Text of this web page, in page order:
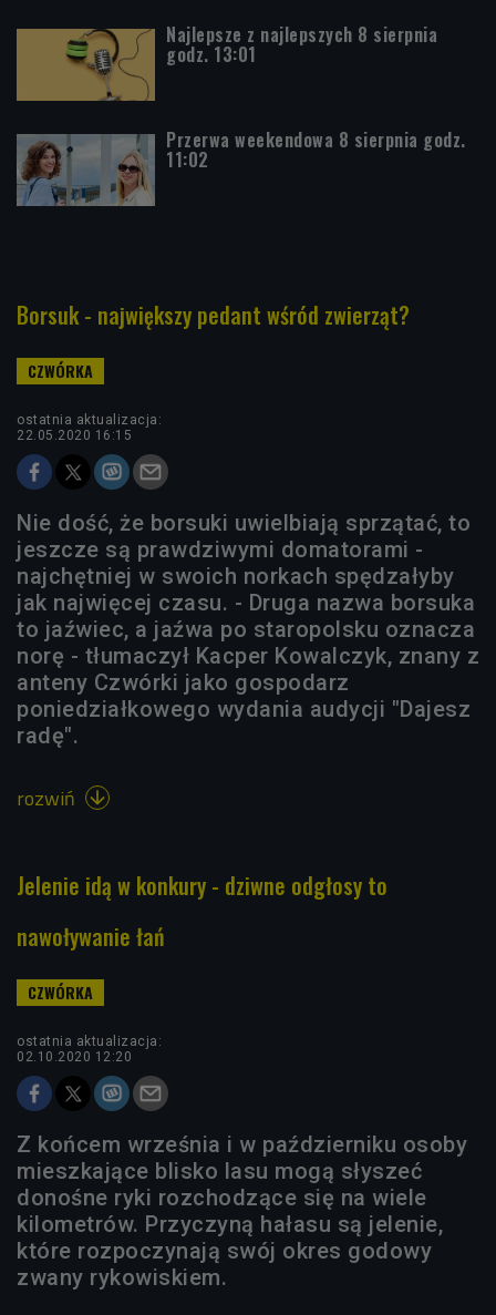
Najlepsze z najlepszych 8 sierpnia
godz. 13:01
Przerwa weekendowa 8 sierpnia godz.
11:02
Borsuk - największy pedant wśród zwierząt?
ostatnia aktualizacja:
22.05.2020 16:15
Nie dość, że borsuki uwielbiają sprzątać, to
jeszcze są prawdziwymi domatorami -
najchętniej w swoich norkach spędzałyby
jak najwięcej czasu. - Druga nazwa borsuka
to jaźwiec, a jaźwa po staropolsku oznacza
norę - tłumaczył Kacper Kowalczyk, znany z
anteny Czwórki jako gospodarz
poniedziałkowego wydania audycji "Dajesz
radę".
rozwiń 
Jelenie idą w konkury - dziwne odgłosy to
nawoływanie łań
ostatnia aktualizacja:
02.10.2020 12:20
Z końcem września i w październiku osoby
mieszkające blisko lasu mogą słyszeć
donośne ryki rozchodzące się na wiele
kilometrów. Przyczyną hałasu są jelenie,
które rozpoczynają swój okres godowy
zwany rykowiskiem.